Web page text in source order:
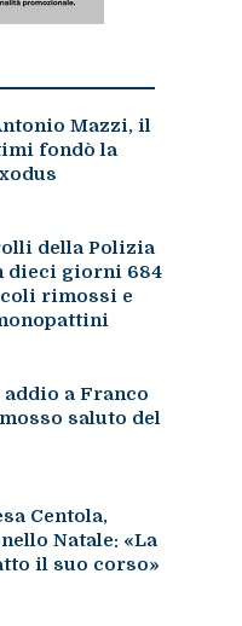
Mazzi, il
fondò la
della Polizia
dieci giorni 684
rimossi e
a Franco
saluto del
Centola,
Natale: «La
il suo corso»